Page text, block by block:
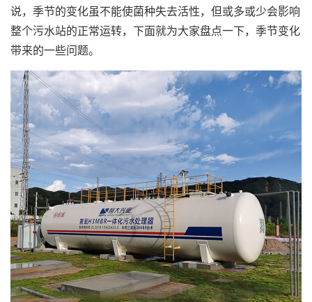
说，季节的变化虽不能使菌种失去活性，但或多或少会影响
整个污水站的正常运转，下面就为大家盘点一下，季节变化
带来的一些问题。